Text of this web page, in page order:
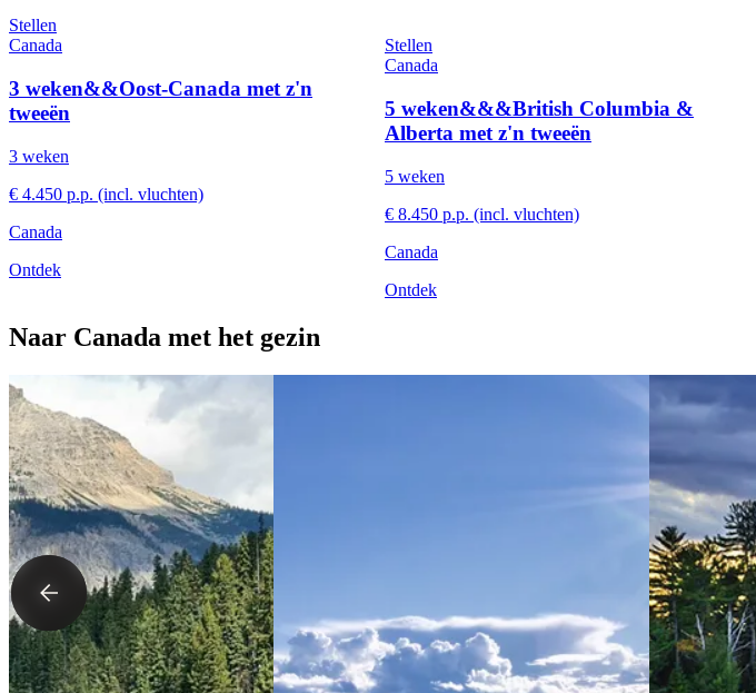
Stellen
Canada
3 weken&&Oost-Canada met z'n
tweeën
3 weken
€ 4.450 p.p. (incl. vluchten)
Canada
Ontdek
Stellen
Canada
5 weken&&&British Columbia &
Alberta met z'n tweeën
5 weken
€ 8.450 p.p. (incl. vluchten)
Canada
Ontdek
Naar Canada met het gezin
View 3 weken&&&&Canada highlights met het
gezin
View 4 weken&&&Vancouver Island & British